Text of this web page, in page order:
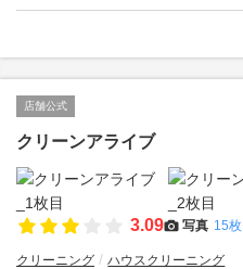
店舗公式
クリーンアライブ
3.09 写真 15枚
クリーニング ハウスクリーニング